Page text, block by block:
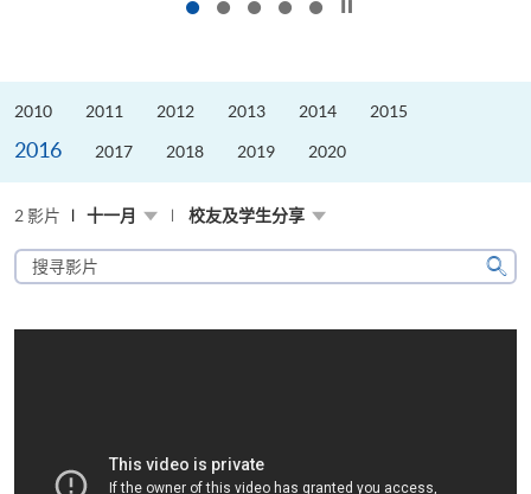
2010 2011 2012 2013 2014 2015
2016 2017 2018 2019 2020
2 影片 十一月 校友及学生分享
搜
寻
片
搜